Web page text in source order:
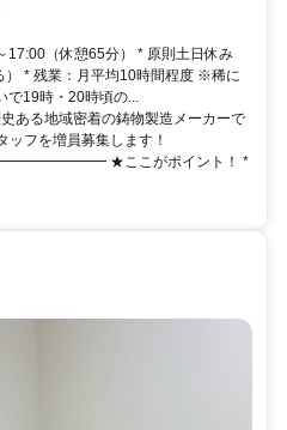
10分 * 車／自転車通勤OK（駐車場
17:00（休憩65分） * 原則土日休み
） * 残業：月平均10時間程度 ※稀に
で19時・20時頃の...
ある地域密着の鋳物製造メーカーで
ッフを増員募集します！
★ここがポイント！ *